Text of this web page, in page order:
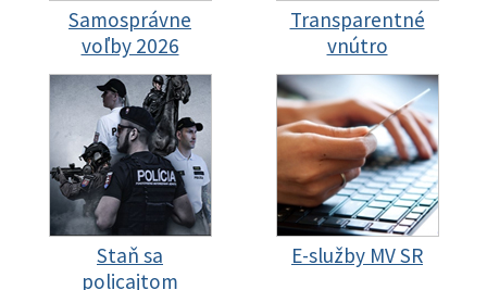
Samosprávne
voľby 2026
Transparentné
vnútro
Staň sa
policajtom
E-služby MV SR